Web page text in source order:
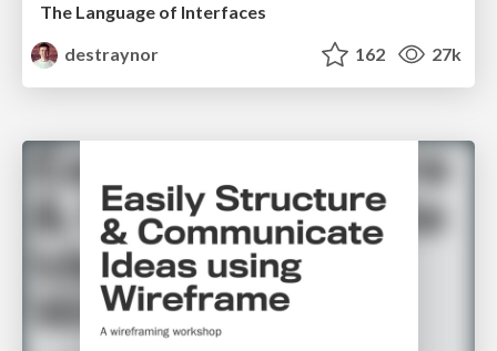
The Language of Interfaces
destraynor
162 27k